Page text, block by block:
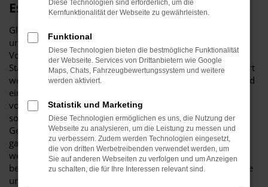
Essen
Glückwunsch: der Ford Ecosport passt perfekt nach Essen
und ist ganz sicher das passende Fahrzeug für Sie. Der
Vorteil dieses Modells besteht darin, dass sowohl der
Stadtverkehr als auch längere Strecken souverän gemeistert
werden. Hinzu kommt eine herausragende Ausstattung und
eine enorme Effizienz hinsichtlich der Motorisierung. Wir
von Budde Automobile bieten Ihnen den Ford Ecosport
sowohl als Neuwagen als auch als EU-Import sowie als
Gebraucht- oder Jahreswagen. Entsprechend haben Sie die
ganz große Auswahl und entscheiden komplett selbst, mit
welchem Modell Sie fortan in Essen unterwegs sind. Wir
beraten Sie gerne und stehen Ihnen für all Ihre Fragen Rede
und Antwort.
Diese Technologien sind erforderlich, um die
Kernfunktionalität der Webseite zu gewährleisten.
Funktional
Diese Technologien bieten die bestmögliche Funktionalität
der Webseite. Services von Drittanbietern wie Google
Maps, Chats, Fahrzeugbewertungssystem und weitere
werden aktiviert.
Statistik und Marketing
Diese Technologien ermöglichen es uns, die Nutzung der
Webseite zu analysieren, um die Leistung zu messen und
zu verbessern. Zudem werden Technologien eingesetzt,
die von dritten Werbetreibenden verwendet werden, um
Sie auf anderen Webseiten zu verfolgen und um Anzeigen
zu schalten, die für Ihre Interessen relevant sind.